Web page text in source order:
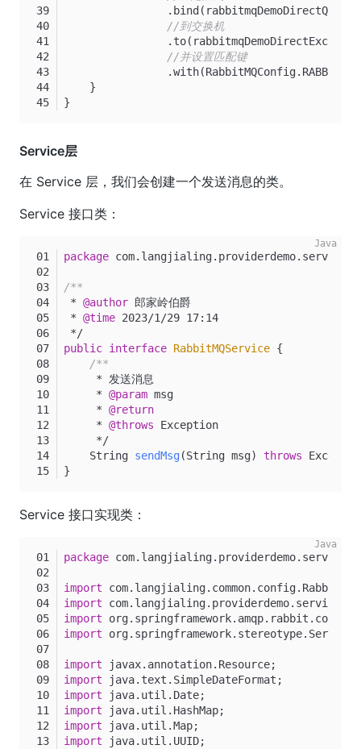
//到交换机
//并设置匹配键
    }
}
Service层
在 Service 层，我们会创建一个发送消息的类。
Service 接口类：
package com.langjialing.providerdemo.service;
/**
* @author 郎家岭伯爵
* @time 2023/1/29 17:14
*/
public interface RabbitMQService {
/**
     * 发送消息
     *
@param msg
     *
@return
     *
@throws Exception
     */
    String
sendMsg(String msg) throws
}
Service 接口实现类：
package
import
import
import
import org.springframework.stereotype.Service;
import javax.annotation.Resource;
import java.text.SimpleDateFormat;
import java.util.Date;
import java.util.HashMap;
import java.util.Map;
import java.util.UUID;